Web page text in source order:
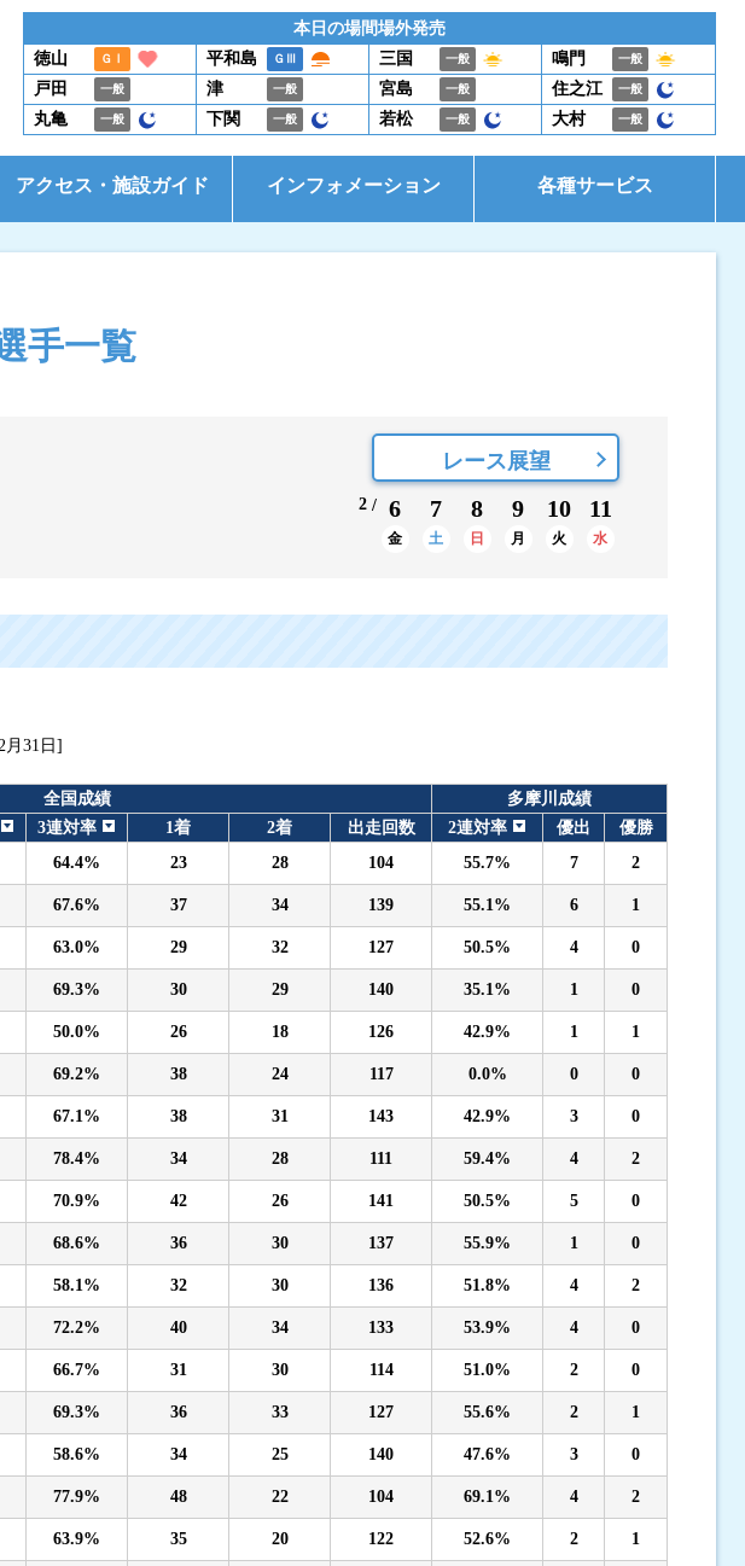
本日の場間場外発売
徳山
ＧⅠ 平和島 ＧⅢ 三国 一般 鳴門 一般
戸田 一般 津 一般 宮島 一般 住之江 一般
丸亀 一般 下関 一般 若松 一般 大村 一般
アクセス・施設ガイド インフォメーション 各種サービス
手一覧
2 6
金
7
土
8
日
9
月
10
火
11
水
レース展望
月31日]
全国成績
多摩川成績
3連対率 1着 2着 出走回数 2連対率 優出
優勝
64.4% 23 28 104 55.7% 7 2
67.6% 37 34 139 55.1% 6 1
63.0% 29 32 127 50.5% 4 0
69.3% 30 29 140 35.1% 1 0
50.0% 26 18 126 42.9% 1 1
69.2% 38 24 117 0.0% 0 0
67.1% 38 31 143 42.9% 3 0
78.4% 34 28 111 59.4% 4 2
70.9% 42 26 141 50.5% 5 0
68.6% 36 30 137 55.9% 1 0
58.1% 32 30 136 51.8% 4 2
72.2% 40 34 133 53.9% 4 0
66.7% 31 30 114 51.0% 2 0
69.3% 36 33 127 55.6% 2 1
58.6% 34 25 140 47.6% 3 0
77.9% 48 22 104 69.1% 4 2
63.9% 35 20 122 52.6% 2 1